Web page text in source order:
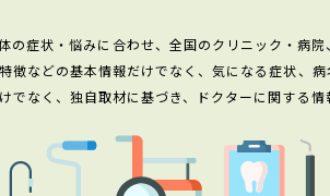
の症状・悩みに合わせ、全国のクリニック・病
などの基本情報だけでなく、気になる症状、
でなく、独自取材に基づき、ドクターに関する